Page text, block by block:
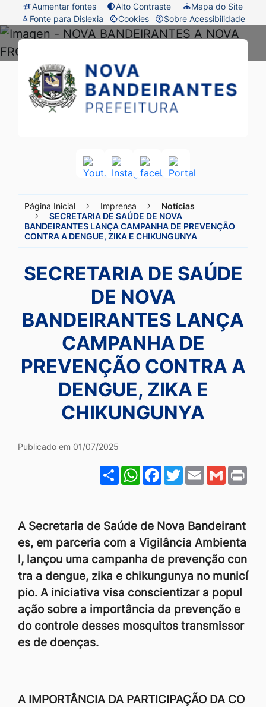
Seção
de
atalhos
e
links
de
acessibilidade
Ir
para
o
conteúdo
[alt+1]
para
busca
o
rodapé
Aumentar fontes Alto Contraste
Mapa do Site
Fonte para Dislexia
Cookies
Abrir
de
cookies
Sobre Acessibilidade
Seção
do
menu
principal
Prefeitura
de
Nova
Acessar
Social
Youtube
Acessar
Social
Instagram
Acessar
Social
facebook
Acessar
Social
Portal
do
menu
Página Inicial Imprensa
Notícias
SECRETARIA DE SAÚDE DE NOVA
BANDEIRANTES LANÇA CAMPANHA DE PREVENÇÃO
CONTRA A DENGUE, ZIKA E CHIKUNGUNYA
SECRETARIA DE SAÚDE
DE NOVA
BANDEIRANTES LANÇA
CAMPANHA DE
PREVENÇÃO CONTRA A
DENGUE, ZIKA E
CHIKUNGUNYA
Publicado em 01/07/2025
ShareWhatsApp
Facebook
Twitter
EmailGmail
A Secretaria de Saúde de Nova Bandeirant
es, em parceria com a Vigilância Ambienta
l, lançou uma campanha de prevenção con
tra a dengue, zika e chikungunya no municí
pio. A iniciativa visa conscientizar a popul
ação sobre a importância da prevenção e
do controle desses mosquitos transmissor
es de doenças.
A IMPORTÂNCIA DA PARTICIPAÇÃO DA CO